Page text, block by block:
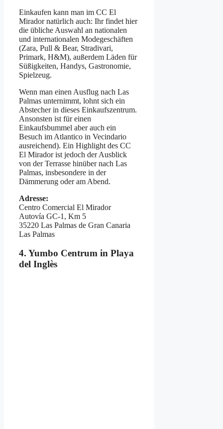
Einkaufen kann man im CC El
Mirador natürlich auch: Ihr findet hier
die übliche Auswahl an nationalen
und internationalen Modegeschäften
(Zara, Pull & Bear, Stradivari,
Primark, H&M), außerdem Läden für
Süßigkeiten, Handys, Gastronomie,
Spielzeug.
Wenn man einen Ausflug nach Las
Palmas unternimmt, lohnt sich ein
Abstecher in dieses Einkaufszentrum.
Ansonsten ist für einen
Einkaufsbummel aber auch ein
Besuch im Atlantico in Vecindario
ausreichend). Ein Highlight des CC
El Mirador ist jedoch der Ausblick
von der Terrasse hinüber nach Las
Palmas, insbesondere in der
Dämmerung oder am Abend.
Adresse:
Centro Comercial El Mirador
Autovía GC-1, Km 5
35220 Las Palmas de Gran Canaria
Las Palmas
4. Yumbo Centrum in Playa
del Inglès